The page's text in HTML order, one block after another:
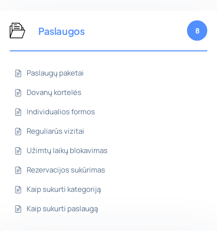
Paslaugos 8
Paslaugų paketai
Dovanų kortelės
Individualios formos
Reguliarūs vizitai
Užimtų laikų blokavimas
Rezervacijos sukūrimas
Kaip sukurti kategoriją
Kaip sukurti paslaugą